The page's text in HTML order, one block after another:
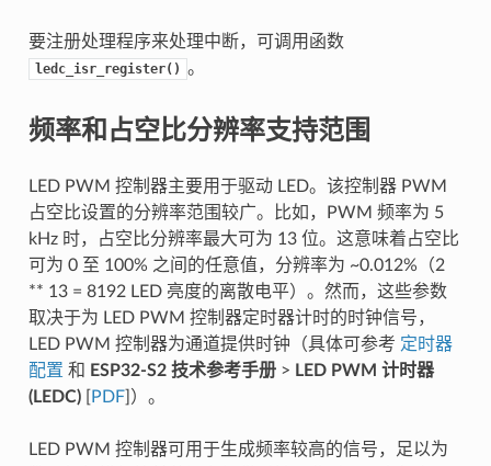
要注册处理程序来处理中断，可调用函数
ledc_isr_register() 。
频率和占空比分辨率支持范围
LED PWM 控制器主要用于驱动 LED。该控制器 PWM
占空比设置的分辨率范围较广。比如，PWM 频率为 5
kHz 时，占空比分辨率最大可为 13 位。这意味着占空比
可为 0 至 100% 之间的任意值，分辨率为 ~0.012%（2
** 13 = 8192 LED 亮度的离散电平）。然而，这些参数
取决于为 LED PWM 控制器定时器计时的时钟信号，
LED PWM 控制器为通道提供时钟（具体可参考 定时器
配置 和 ESP32-S2 技术参考手册> LED PWM 计时器
(LEDC)[ PDF]）。
LED PWM 控制器可用于生成频率较高的信号，足以为